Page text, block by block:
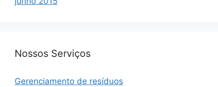
Nossos Serviços
Gerenciamento de resíduos